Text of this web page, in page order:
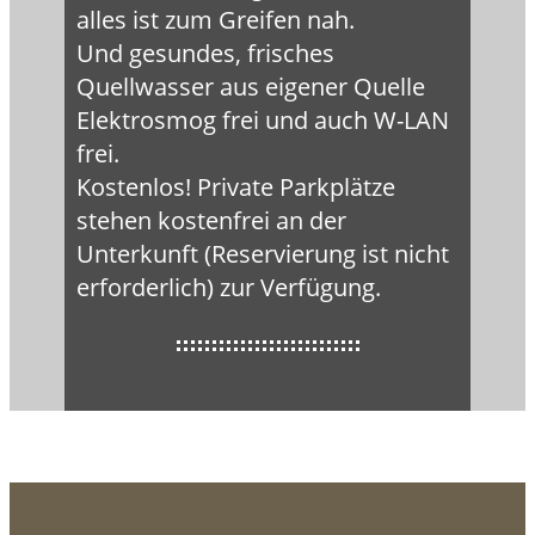
alles ist zum Greifen nah.
Und gesundes, frisches
Quellwasser aus eigener Quelle
Elektrosmog frei und auch W-LAN
frei.
Kostenlos! Private Parkplätze
stehen kostenfrei an der
Unterkunft (Reservierung ist nicht
erforderlich) zur Verfügung.